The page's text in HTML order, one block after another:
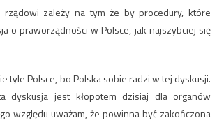
rządowi zależy na tym że by procedury, które
o praworządności w Polsce, jak najszybciej się
tyle Polsce, bo Polska sobie radzi w tej dyskusji.
dyskusja jest kłopotem dzisiaj dla organów
względu uważam, że powinna być zakończona